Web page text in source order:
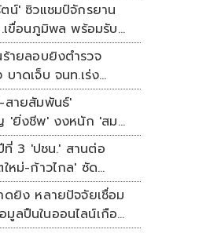
น์' ซิวแชมป์จักรยาน
.เขื่อนภูมิพล พร้อมรับ
ายลอบยิงตำรวจ
าดเจ็บ จนท.เร่ง
สายสัมพันธ์'
'ยิ่งชีพ' งงหนัก 'สม
ยวอะไร
ที่ 3 'ปชน.' สานต่อ
หม่-ก้าวไกล' ซัด
ทำหลักนิติรัฐ-นิติธรรม
ดยิง หลายปัจจัยเชื่อม
ลปืนในออนไลน์เกือบ